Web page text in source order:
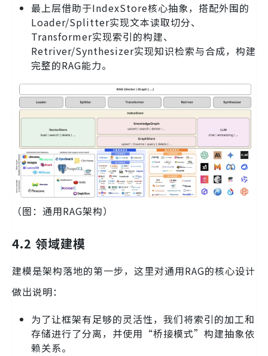
最上层借助于IndexStore核心抽象，搭配外围的
Loader/Splitter实现文本读取切分、
Transformer实现索引的构建、
Retriver/Synthesizer实现知识检索与合成，构建
完整的RAG能力。
（图：通用RAG架构）
4.2 领域建模
建模是架构落地的第一步，这里对通用RAG的核心设计
做出说明：
为了让框架有足够的灵活性，我们将索引的加工和
存储进行了分离，并使用“桥接模式”构建抽象依
赖关系。